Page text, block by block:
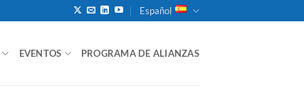
Español
EVENTOS PROGRAMA DE ALIANZAS